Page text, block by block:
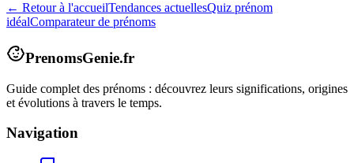
← Retour à l'accueilTendances actuellesQuiz prénom
idéalComparateur de prénoms
PrenomsGenie.fr
Guide complet des prénoms : découvrez leurs significations, origines
et évolutions à travers le temps.
Navigation